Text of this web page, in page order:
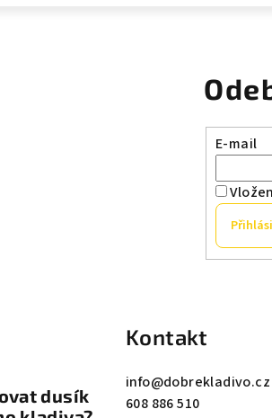
E-mail
dusík
Kontakt
info@dobrekladivo.cz
608 886 510